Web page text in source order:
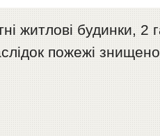
житлові будинки, 2
пожежі